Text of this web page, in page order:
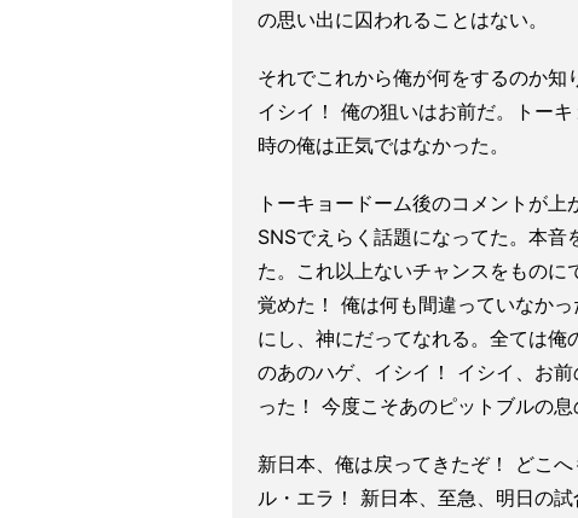
の思い出に囚われることはない。
それでこれから俺が何をするのか知
イシイ！ 俺の狙いはお前だ。トー
時の俺は正気ではなかった。
トーキョードーム後のコメントが
SNSでえらく話題になってた。本
た。これ以上ないチャンスをものに
覚めた！ 俺は何も間違っていなか
にし、神にだってなれる。全ては
のあのハゲ、イシイ！ イシイ、お
った！ 今度こそあのピットブルの息
新日本、俺は戻ってきたぞ！ どこ
ル・エラ！ 新日本、至急、明日の